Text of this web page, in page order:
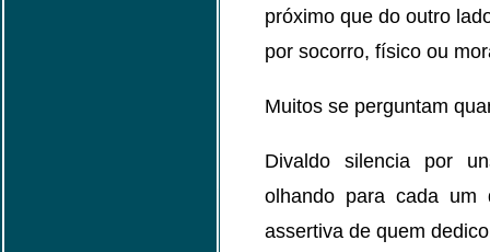
próximo que do outro
por socorro, físico ou
Muitos se perguntam
Divaldo silencia por
olhando para cada um
assertiva de quem